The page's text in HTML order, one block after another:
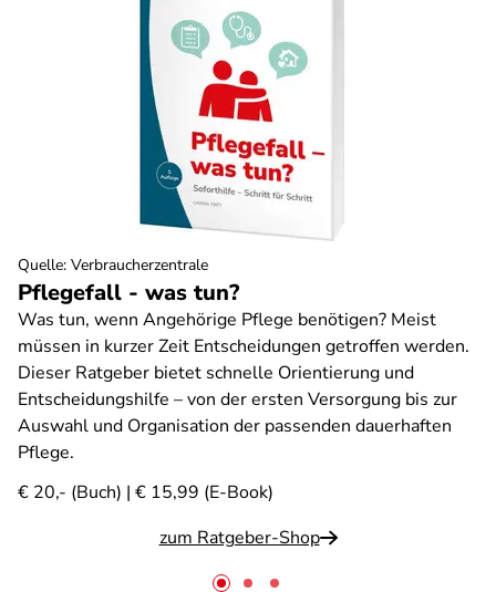
Pflegefall - was tun?
Was tun, wenn Angehörige Pflege benötigen? Meist
müssen in kurzer Zeit Entscheidungen getroffen werden.
Dieser Ratgeber bietet schnelle Orientierung und
Entscheidungshilfe – von der ersten Versorgung bis zur
Auswahl und Organisation der passenden dauerhaften
Pflege.
€ 20,- (Buch) | € 15,99 (E-Book)
zum Ratgeber-Shop
Quelle: Verbraucherzentrale